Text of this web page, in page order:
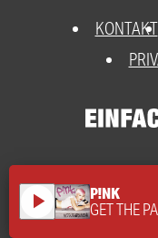
KONTAKT
play_arrow P!NK
GET THE